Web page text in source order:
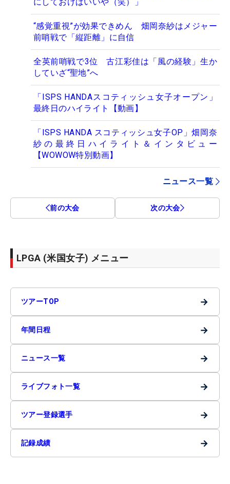
“感覚重視”が効果できめん 畑岡奈紗はメジャー
前哨戦で「縦距離」に自信
全英前哨戦で3位 古江彩佳は「風の経験」生か
していざ“聖地”へ
「ISPS HANDAスコティッシュ女子オープン」
最終日のハイライト【動画】
「ISPS HANDA スコティッシュ女子OP」畑岡奈
紗の最終日ハイライト＆インタビュー
【WOWOW特別動画】
ニュース一覧
前の大会 次の大会
LPGA (米国女子) メニュー
ツアーTOP →
年間日程 →
ニュース一覧 →
ライブフォト一覧 →
ツアー登録選手 →
記録成績 →